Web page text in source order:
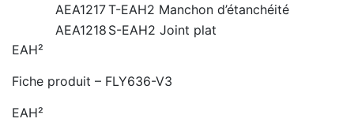
AEA1217T-EAH2 Manchon d’étanchéité
AEA1218 S-EAH2 Joint plat
EAH²
Fiche produit – FLY636-V3
EAH²